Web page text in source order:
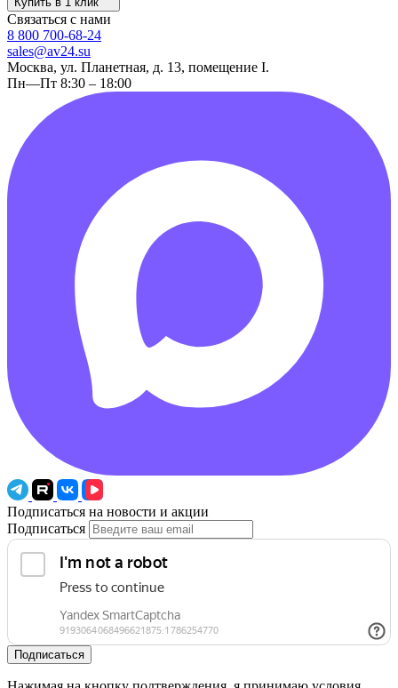
Связаться с нами
8 800 700-68-24
sales@av24.su
Москва, ул. Планетная, д. 13, помещение I.
Пн—Пт 8:30 – 18:00
Подписаться на новости и акции
Подписаться
Подписаться